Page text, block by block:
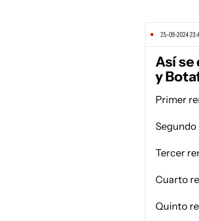
25-09-2024
Así se
y
Primer
Tercer
Cuarto
Quinto